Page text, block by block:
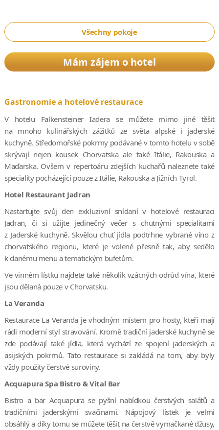
Všechny pokoje
Mám zájem o hotel
Gastronomie a hotelové restaurace
V hotelu Falkensteiner Iadera se můžete mimo jiné těšit
na mnoho kulinářských zážitků ze světa alpské i jaderské
kuchyně. Středomořské pokrmy podávané v tomto hotelu v sobě
skrývají nejen kousek Chorvatska ale také Itálie, Rakouska a
Maďarska. Ovšem v repertoáru zdejších kuchařů naleznete také
speciality pocházející pouze z Itálie, Rakouska a Jižních Tyrol.
Hotel Restaurant Jadran
Nastartujte svůj den exkluzivní snídaní v hotelové restauraci
Jadran, či si užijte jedinečný večer s chutnými specialitami
z Jaderské kuchyně. Skvělou chuť jídla podtrhne vybrané víno z
chorvatského regionu, které je volené přesně tak, aby sedělo
k danému menu a tematickým bufetům.
Ve vinném lístku najdete také několik vzácných odrůd vína, které
jsou dělaná pouze v Chorvatsku.
La Veranda
Restaurace La Veranda je vhodným místem pro hosty, kteří mají
rádi moderní styl stravování. Kromě tradiční jaderské kuchyně se
zde podávají také jídla, která vychází ze spojení jaderských a
asijských pokrmů. Tato restaurace si zakládá na tom, aby byly
vždy použity čerstvé suroviny.
Acquapura Spa Bistro & Vital Bar
Bistro a bar Acquapura se pyšní nabídkou čerstvých salátů a
tradičními jaderskými svačinami. Nápojový lístek je velmi
obsáhlý a díky tomu se můžete těšit na čerstvě vymačkané džusy,